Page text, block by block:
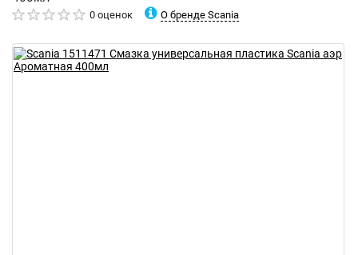
0 оценок О бренде Scania